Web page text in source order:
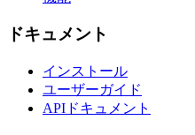
ドキュメント
インストール
ユーザーガイド
APIドキュメント